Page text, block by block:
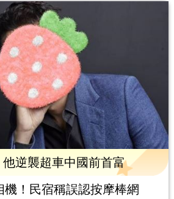
逆襲超車中國前首富
機！民宿稱誤認按摩棒網